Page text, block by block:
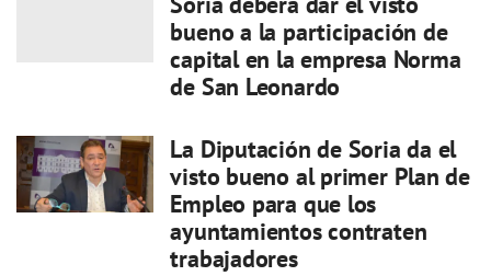
bueno a la participación de
capital en la empresa Norma
de San Leonardo
La Diputación de Soria da el
visto bueno al primer Plan de
Empleo para que los
ayuntamientos contraten
trabajadores